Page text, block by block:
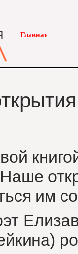
Главная
им